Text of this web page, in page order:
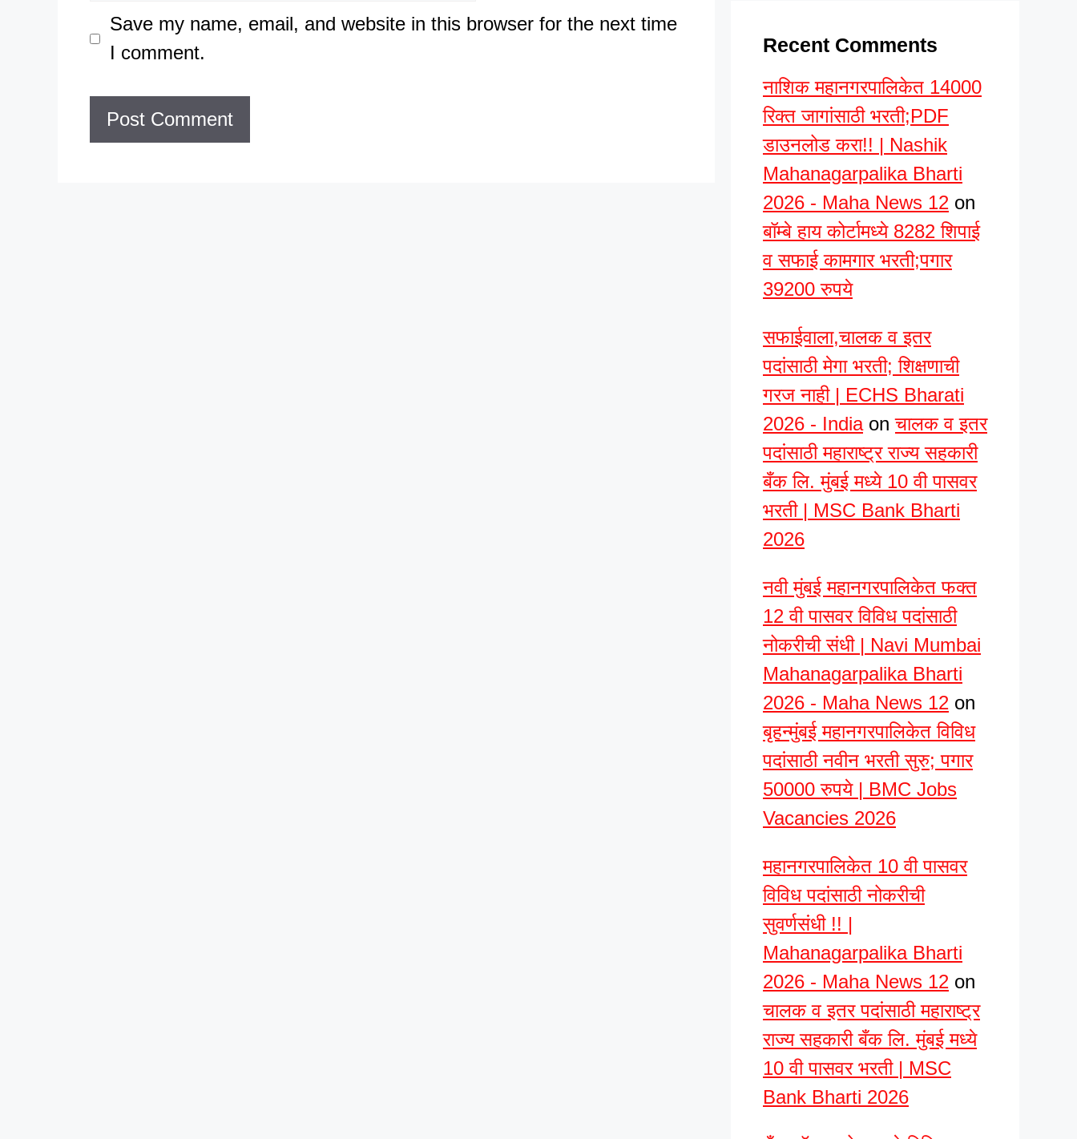
Save my name, email, and website in this browser for the next time
I comment.
Recent Comments
नाशिक महानगरपालिकेत 14000
रिक्त जागांसाठी भरती;PDF
डाउनलोड करा!! | Nashik
Mahanagarpalika Bharti
2026 - Maha News 12 on
बॉम्बे हाय कोर्टामध्ये 8282 शिपाई
व सफाई कामगार भरती;पगार
39200 रुपये
सफाईवाला,चालक व इतर
पदांसाठी मेगा भरती; शिक्षणाची
गरज नाही | ECHS Bharati
2026 - Indiaonचालक व इतर
पदांसाठी महाराष्ट्र राज्य सहकारी
बँक लि. मुंबई मध्ये 10 वी पासवर
भरती | MSC Bank Bharti
2026
नवी मुंबई महानगरपालिकेत फक्त
12 वी पासवर विविध पदांसाठी
नोकरीची संधी | Navi Mumbai
Mahanagarpalika Bharti
2026 - Maha News 12 on
बृहन्मुंबई महानगरपालिकेत विविध
पदांसाठी नवीन भरती सुरु; पगार
50000 रुपये | BMC Jobs
Vacancies 2026
महानगरपालिकेत 10 वी पासवर
विविध पदांसाठी नोकरीची
सुवर्णसंधी !! |
Mahanagarpalika Bharti
2026 - Maha News 12 on
चालक व इतर पदांसाठी महाराष्ट्र
राज्य सहकारी बँक लि. मुंबई मध्ये
10 वी पासवर भरती | MSC
Bank Bharti 2026